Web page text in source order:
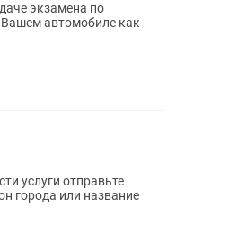
экзамена по
автомобиле как
города или название